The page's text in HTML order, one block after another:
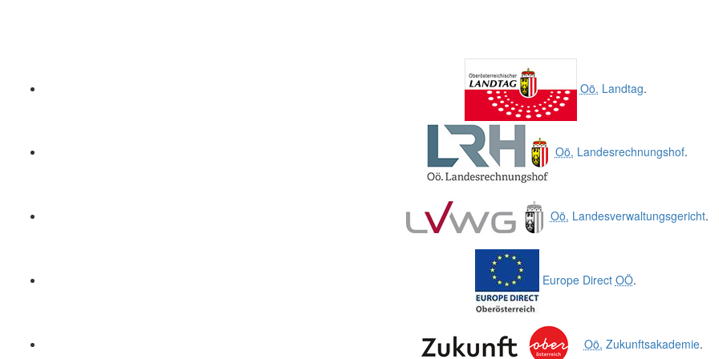
Oö. Landtag.
Oö. Landesrechnungshof.
Oö. Landesverwaltungsgericht.
Europe Direct OÖ.
Oö. Zukunftsakademie.